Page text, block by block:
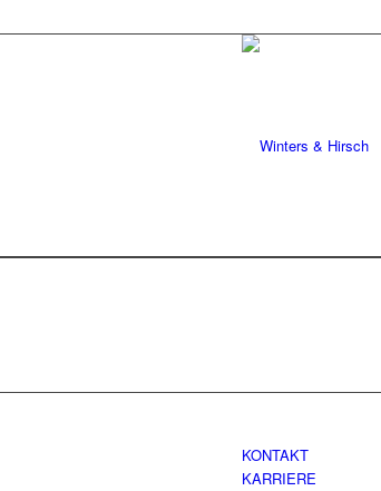
KONTAKT
KARRIERE